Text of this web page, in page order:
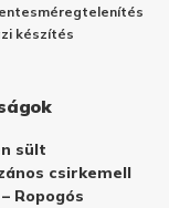
méregtelenítés
készítés
sült
csirkemell
Ropogós